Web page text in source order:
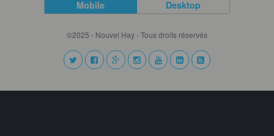
Mobile Desktop
©2025 - Nouvel Hay - Tous droits réservés